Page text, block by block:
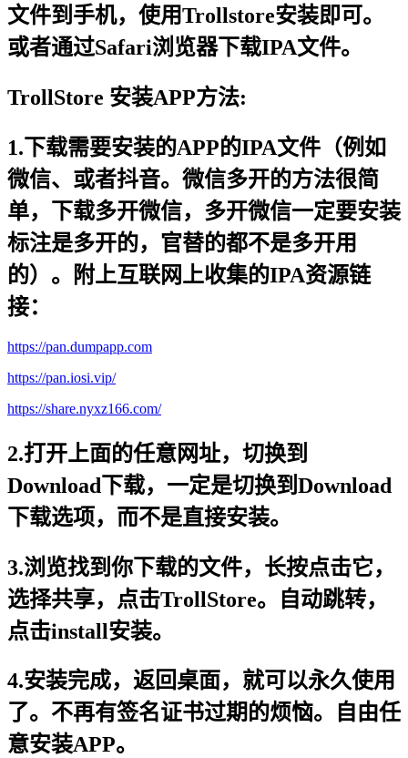
文件到手机，使用Trollstore安装即可。
或者通过Safari浏览器下载IPA文件。
TrollStore 安装APP方法:
1.下载需要安装的APP的IPA文件（例如
微信、或者抖音。微信多开的方法很简
单，下载多开微信，多开微信一定要安装
标注是多开的，官替的都不是多开用
的）。附上互联网上收集的IPA资源链
接：
https://pan.dumpapp.com
https://pan.iosi.vip/
https://share.nyxz166.com/
2.打开上面的任意网址，切换到
Download下载，一定是切换到Download
下载选项，而不是直接安装。
3.浏览找到你下载的文件，长按点击它，
选择共享，点击TrollStore。自动跳转，
点击install安装。
4.安装完成，返回桌面，就可以永久使用
了。不再有签名证书过期的烦恼。自由任
意安装APP。